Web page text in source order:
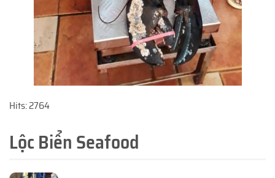
Hits: 2764
Lộc Biển Seafood